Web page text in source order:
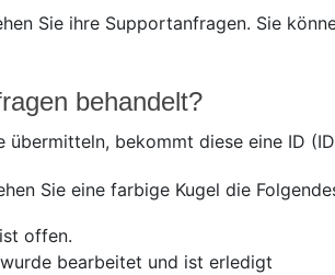
Sie ihre Supportanfragen. Sie
behandelt?
übermitteln, bekommt diese eine ID
Sie eine farbige Kugel die
offen.
bearbeitet und ist erledigt